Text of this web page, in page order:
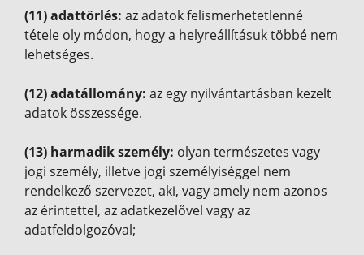
(11) adattörlés: az adatok felismerhetetlenné
tétele oly módon, hogy a helyreállításuk többé nem
lehetséges.
(12) adatállomány: az egy nyilvántartásban kezelt
adatok összessége.
(13) harmadik személy: olyan természetes vagy
jogi személy, illetve jogi személyiséggel nem
rendelkező szervezet, aki, vagy amely nem azonos
az érintettel, az adatkezelővel vagy az
adatfeldolgozóval;